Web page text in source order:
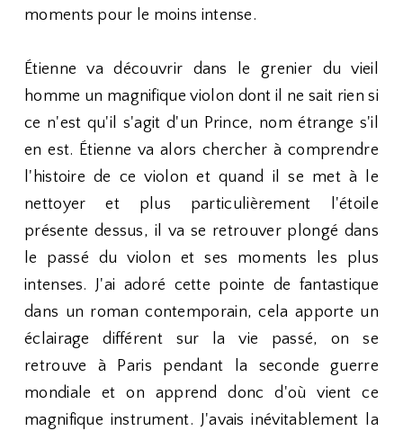
moments pour le moins intense.
Étienne va découvrir dans le grenier du vieil
homme un magnifique violon dont il ne sait rien si
ce n'est qu'il s'agit d'un Prince, nom étrange s'il
en est. Étienne va alors chercher à comprendre
l'histoire de ce violon et quand il se met à le
nettoyer et plus particulièrement l'étoile
présente dessus, il va se retrouver plongé dans
le passé du violon et ses moments les plus
intenses. J'ai adoré cette pointe de fantastique
dans un roman contemporain, cela apporte un
éclairage différent sur la vie passé, on se
retrouve à Paris pendant la seconde guerre
mondiale et on apprend donc d'où vient ce
magnifique instrument. J'avais inévitablement la